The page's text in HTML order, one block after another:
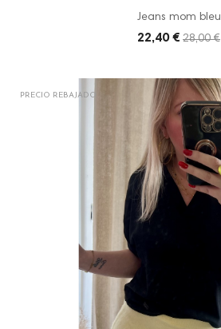
Jeans mom bleu
22,40 € 28,00 €
PRECIO REBAJADO